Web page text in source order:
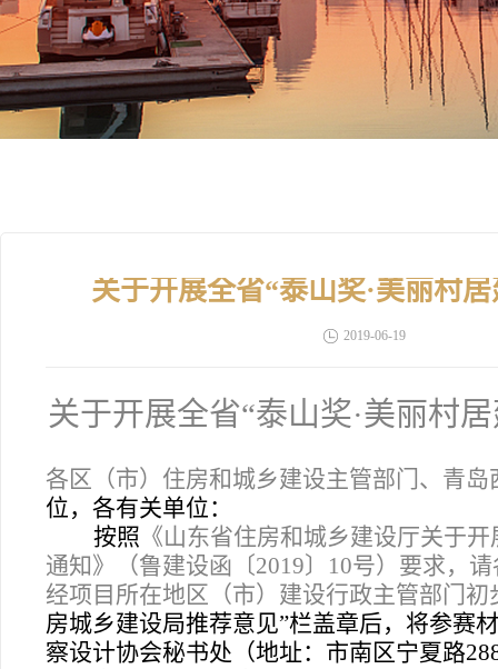
关于开展全省“泰山奖·美丽村
2019-06-19
关于开展全省“泰山奖·美丽村居
各区（市）住房和城乡建设主管部门、青
位，各有关单位：
按照 《山东省住房和城乡建设厅关于
通知》（鲁建设函〔2019〕10号）要求，
经项目所在地区（市）建设行政主管部门
房城乡建设局推荐意见”栏盖章后，将参赛
察设计协会秘书处（地址：市南区宁夏路